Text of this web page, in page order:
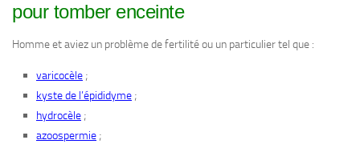
pour tomber enceinte
Homme et aviez un problème de fertilité ou un particulier tel que :
varicocèle ;
kyste de l’épididyme ;
hydrocèle ;
azoospermie ;